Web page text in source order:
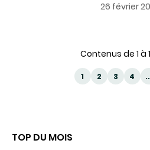
TOP DU MOIS
26 février
Contenus de 1 à
1 2 3 4